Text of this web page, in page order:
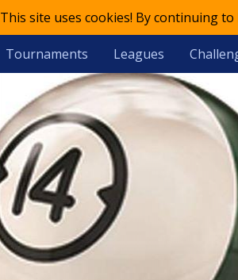
This site uses cookies! By continuing
Tournaments Leagues